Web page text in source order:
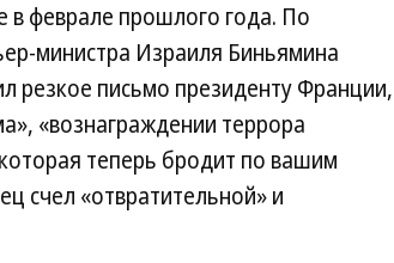
феврале прошлого года. По
министра Израиля Биньямина
резкое письмо президенту Франции,
«вознаграждении террора
теперь бродит по вашим
счел «отвратительной» и